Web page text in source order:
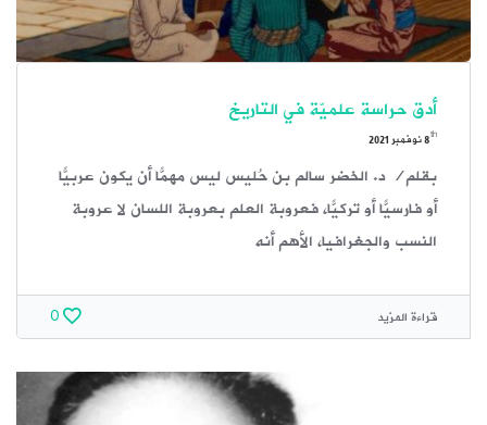
أدق حراسة علميّة في التاريخ
8th نوفمبر 2021
بقلم/ د. الخضر سالم بن حُليس ليس مهمًّا أن يكون عربيًّا
أو فارسيًّا أو تركيًّا، فعروبة العلم بعروبة اللسان لا عروبة
النسب والجغرافيا، الأهم أنه
قراءة المزيد 0